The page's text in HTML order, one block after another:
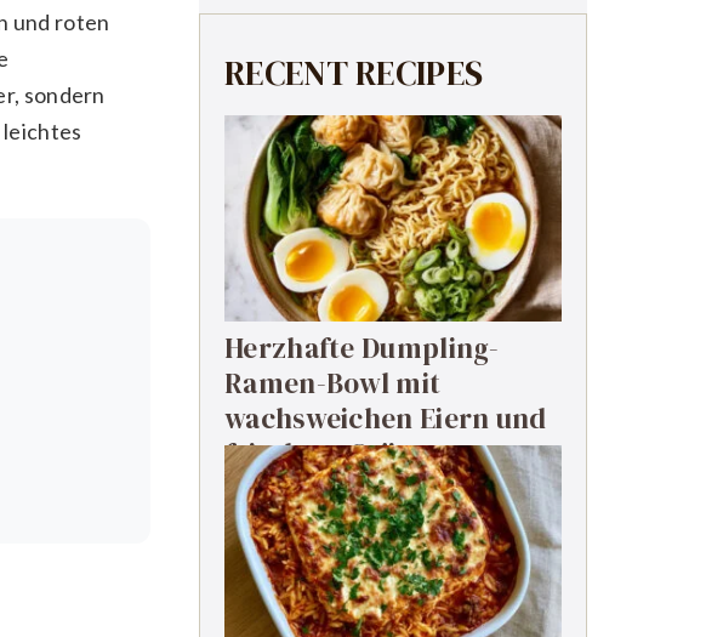
und roten
sondern
RECENT RECIPES
Herzhafte Dumpling-
Ramen-Bowl mit
wachsweichen Eiern und
frischem Grün